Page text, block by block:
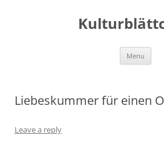
Menu
Liebeskummer für einen
Leave a reply